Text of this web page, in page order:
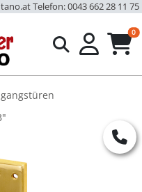
Telefon: 0043 662 28 11 75
0